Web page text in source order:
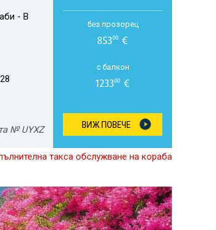
- В
№ UYXZ
без прозорец
85300 €
с балкон
123300 €
ВИЖ ПОВЕЧЕ
такса обслужване на кораба